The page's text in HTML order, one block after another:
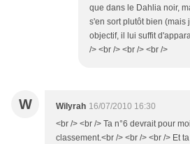
que dans le Dahlia noir,
s'en sort plutôt bien (mais
objectif, il lui suffit
/> <br /> <br /> <br />
W Wilyrah 16/07/2010 16:30
<br /> <br /> Ta n°6 devrait pour
classement.<br /> <br /> <br /> Et